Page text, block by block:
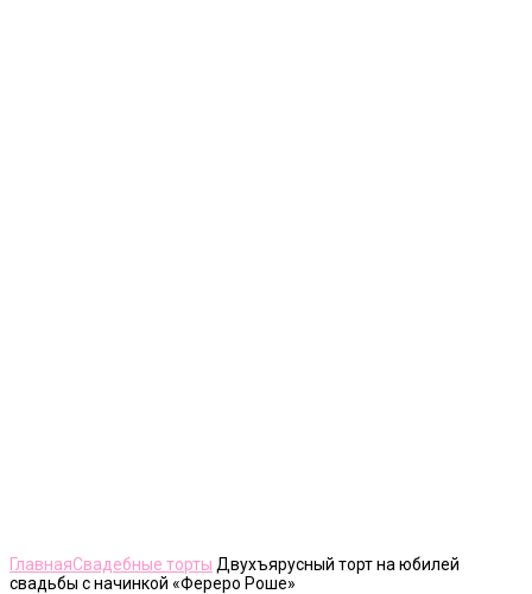
ГлавнаяСвадебные торты Двухъярусный торт на юбилей
свадьбы с начинкой «Фереро Роше»